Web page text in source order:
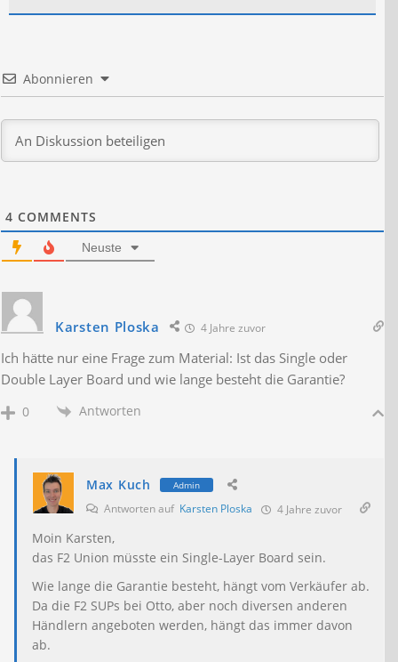
Abonnieren
4 COMMENTS
Neuste
Karsten Ploska 4 Jahre zuvor
Ich hätte nur eine Frage zum Material: Ist das Single oder
Double Layer Board und wie lange besteht die Garantie?
0 Antworten
Max Kuch Admin
Antworten auf Karsten Ploska 4 Jahre zuvor
Moin Karsten,
das F2 Union müsste ein Single-Layer Board sein.
Wie lange die Garantie besteht, hängt vom Verkäufer ab.
Da die F2 SUPs bei Otto, aber noch diversen anderen
Händlern angeboten werden, hängt das immer davon
ab.